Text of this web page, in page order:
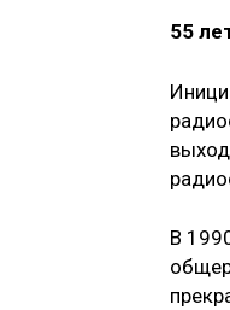
55
В